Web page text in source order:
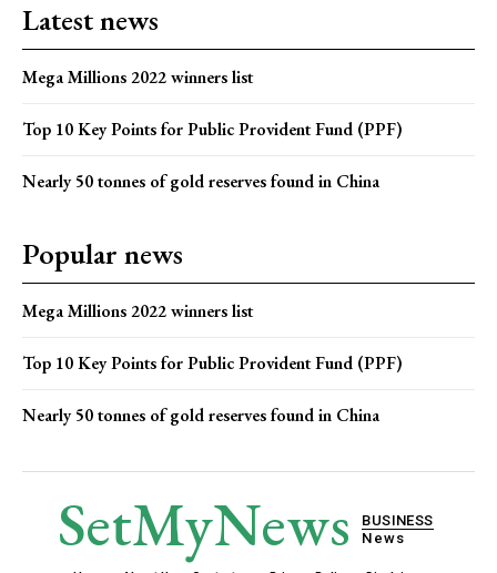
Latest news
Mega Millions 2022 winners list
Top 10 Key Points for Public Provident Fund (PPF)
Nearly 50 tonnes of gold reserves found in China
Popular news
Mega Millions 2022 winners list
Top 10 Key Points for Public Provident Fund (PPF)
Nearly 50 tonnes of gold reserves found in China
SetMyNews
BUSINESS
News